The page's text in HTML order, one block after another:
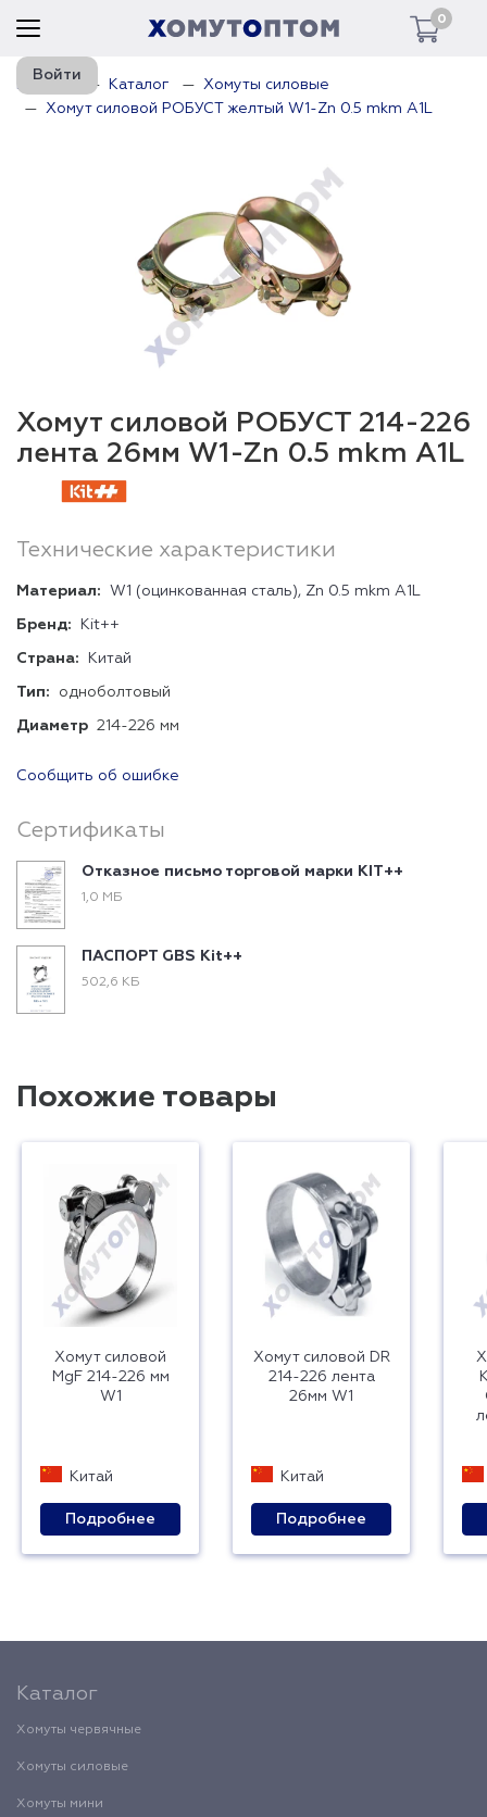
0
Войти
Главная Каталог
Хомуты силовые
Хомут силовой РОБУСТ желтый W1-Zn 0.5 mkm A1L
Хомут силовой РОБУСТ 214-226
лента 26мм W1-Zn 0.5 mkm A1L
Технические характеристики
Материал: W1 (оцинкованная сталь), Zn 0.5 mkm A1L
Бренд: Kit++
Страна: Китай
Тип: одноболтовый
Диаметр 214-226 мм
Сообщить об ошибке
Сертификаты
Отказное письмо торговой марки KIT++
1,0 МБ
ПАСПОРТ GBS Kit++
502,6 КБ
Похожие товары
Хомут силовой
MgF 214-226 мм
W1
Китай
Подробнее
Хомут силовой DR
214-226 лента
26мм W1
Китай
Подробнее
Каталог
Хомуты червячные
Хомуты силовые
Хомуты мини